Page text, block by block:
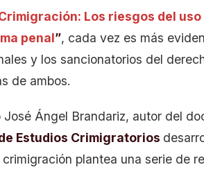
Los riesgos del
penal”, cada vez es más
y los sancionatorios del
de ambos.
Ángel Brandariz, autor del
Estudios Crimigratorios
plantea una serie de